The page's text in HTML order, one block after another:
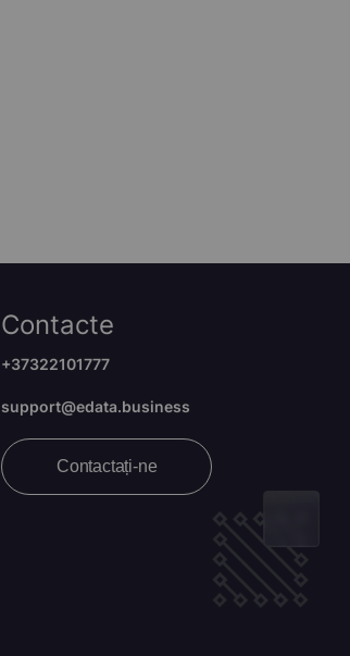
Contacte
+37322101777
support@edata.business
Contactați-ne